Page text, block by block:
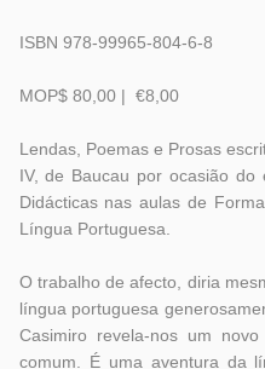
ISBN 978-99965-804-6-8
MOP$ 80,00 | €8,00
Lendas, Poemas e Prosas
IV, de Baucau por ocasião do
Didácticas nas aulas de
Língua Portuguesa.
O trabalho de afecto, diria
língua portuguesa
Casimiro revela-nos um
comum. É uma aventura da